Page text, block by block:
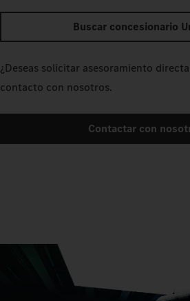
Buscar concesionario
¿Deseas solicitar asesoramiento
contacto con nosotros.
Contactar con